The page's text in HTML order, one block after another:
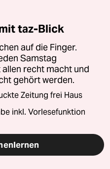
taz-Blick
auf die Finger.
Samstag
recht macht und
gehört werden.
Zeitung frei Haus
inkl. Vorlesefunktion